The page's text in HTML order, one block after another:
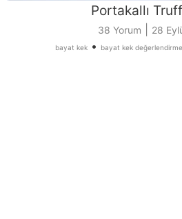
Portakallı
38 Yorum 28
bayat kek • bayat kek değerlendirme